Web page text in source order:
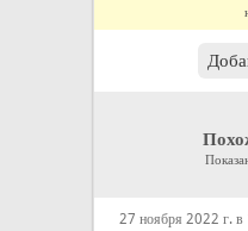
27 ноября 2022 г. в